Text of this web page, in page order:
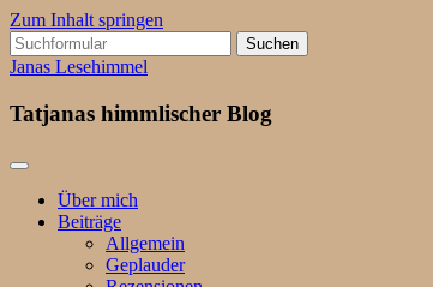
Zum Inhalt springen
Suchen
nach:
Janas Lesehimmel
Tatjanas himmlischer Blog
Über mich
Beiträge
Allgemein
Geplauder